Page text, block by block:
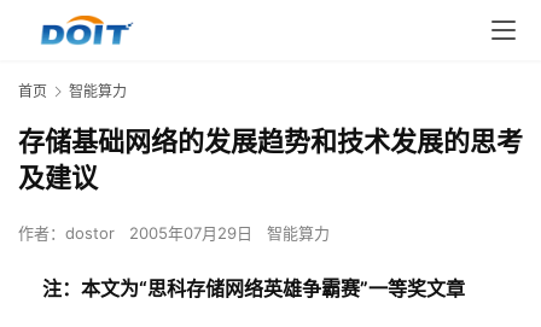
首页 智能算力
存储基础网络的发展趋势和技术发展的思考
及建议
作者： dostor 2005年07月29日 智能算力
注：本文为“思科存储网络英雄争霸赛”一等奖文章